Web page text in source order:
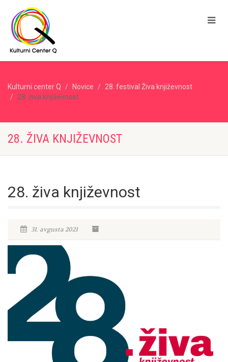
Kulturni center Q Novice
28. festival Živa književnost
28. živa književnost
28. ŽIVA KNJIŽEVNOST
28. živa književnost
31. avgusta 2021